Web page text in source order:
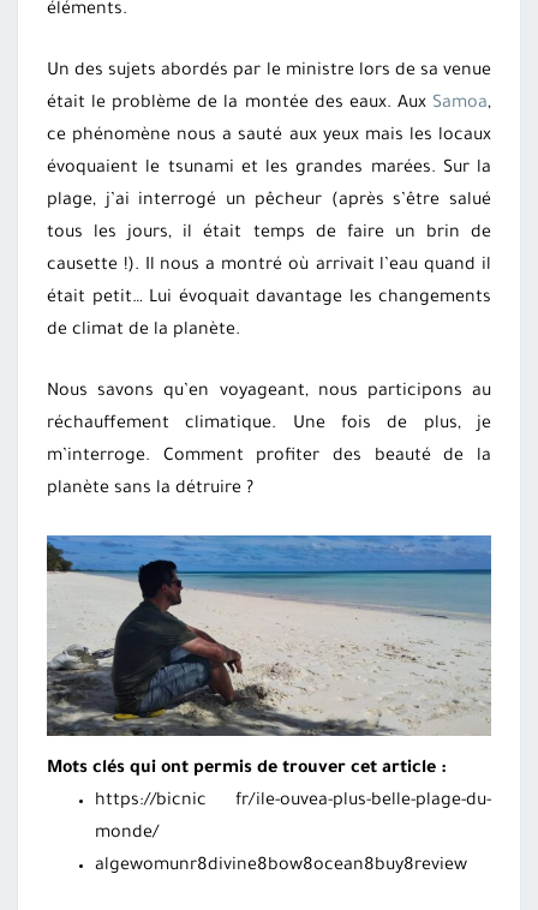
éléments.
Un des sujets abordés par le ministre lors de sa venue
était le problème de la montée des eaux. Aux Samoa,
ce phénomène nous a sauté aux yeux mais les locaux
évoquaient le tsunami et les grandes marées. Sur la
plage, j’ai interrogé un pêcheur (après s’être salué
tous les jours, il était temps de faire un brin de
causette !). Il nous a montré où arrivait l’eau quand il
était petit… Lui évoquait davantage les changements
de climat de la planète.
Nous savons qu’en voyageant, nous participons au
réchauffement climatique. Une fois de plus, je
m’interroge. Comment profiter des beauté de la
planète sans la détruire ?
Mots clés qui ont permis de trouver cet article :
https://bicnic fr/ile-ouvea-plus-belle-plage-du-
monde/
algewomunr8divine8bow8ocean8buy8review